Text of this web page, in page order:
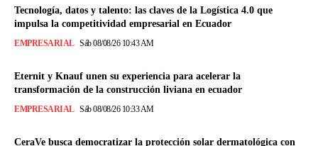
Tecnología, datos y talento: las claves de la Logística 4.0 que
impulsa la competitividad empresarial en Ecuador
EMPRESARIAL Sáb 08/08/26 10:43 AM
Eternit y Knauf unen su experiencia para acelerar la
transformación de la construcción liviana en ecuador
EMPRESARIAL Sáb 08/08/26 10:33 AM
CeraVe busca democratizar la protección solar dermatológica con